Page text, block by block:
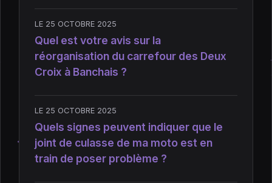
LE 25 OCTOBRE 2025
Quel est votre avis sur la
réorganisation du carrefour des Deux
Croix à Banchais ?
LE 25 OCTOBRE 2025
Quels signes peuvent indiquer que le
joint de culasse de ma moto est en
train de poser problème ?